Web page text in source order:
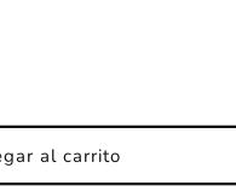
al carrito